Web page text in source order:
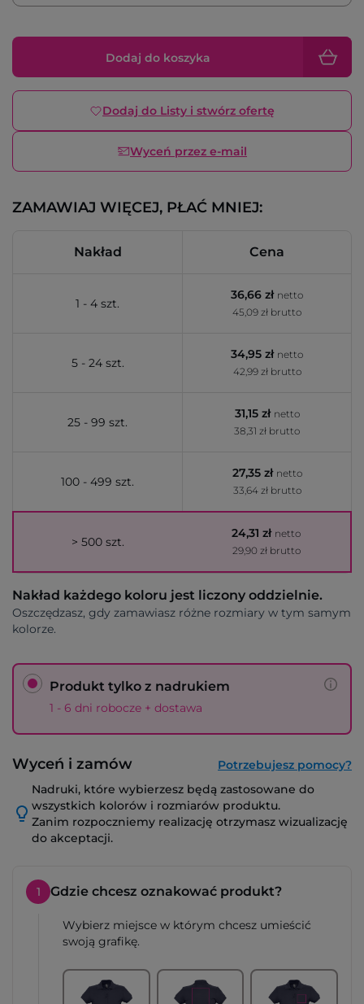
Dodaj do koszyka
Dodaj do Listy i stwórz ofertę
Wyceń przez e-mail
ZAMAWIAJ WIĘCEJ, PŁAĆ MNIEJ:
Nakład Cena
1 - 4 szt.
36,66 zł netto
45,09 zł brutto
5 - 24 szt.
34,95 zł netto
42,99 zł brutto
25 - 99 szt.
31,15 zł netto
38,31 zł brutto
100 - 499 szt.
27,35 zł netto
33,64 zł brutto
> 500 szt.
24,31 zł netto
29,90 zł brutto
Nakład każdego koloru jest liczony oddzielnie.
Oszczędzasz, gdy zamawiasz różne rozmiary w tym samym
kolorze.
Produkt tylko z nadrukiem
1 - 6 dni robocze + dostawa
Wyceń i zamów
Potrzebujesz pomocy?
Nadruki, które wybierzesz będą zastosowane do
wszystkich kolorów i rozmiarów produktu.
Zanim rozpoczniemy realizację otrzymasz wizualizację
do akceptacji.
1 Gdzie chcesz oznakować produkt?
Wybierz miejsce w którym chcesz umieścić
swoją grafikę.